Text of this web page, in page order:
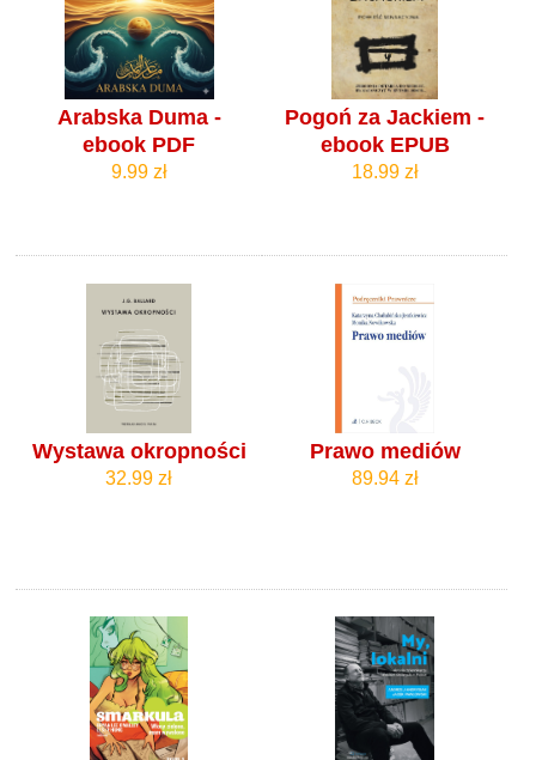
Arabska Duma -
ebook PDF
9.99 zł
Pogoń za Jackiem -
ebook EPUB
18.99 zł
Wystawa okropności
32.99 zł
Prawo mediów
89.94 zł